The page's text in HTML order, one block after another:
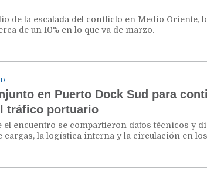
de la escalada del conflicto en Medio Oriente,
de un 10% en lo que va de marzo.
en Puerto Dock Sud para
tráfico portuario
el encuentro se compartieron datos técnicos y
cargas, la logística interna y la circulación en